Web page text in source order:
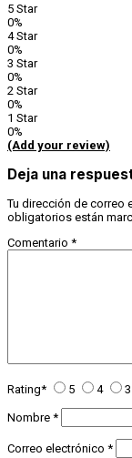
5 Star
0%
4 Star
0%
3 Star
0%
2 Star
0%
1 Star
0%
(Add your review)
Deja una
Tu dirección de correo
obligatorios están
Comentario *
Rating* 5 4 3
Nombre *
Correo electrónico *